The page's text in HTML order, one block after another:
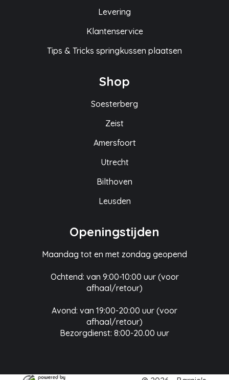
Levering
Klantenservice
Tips & Tricks springkussen plaatsen
Shop
Soesterberg
Zeist
Amersfoort
Utrecht
Bilthoven
Leusden
Openingstijden
Maandag tot en met zondag geopend
Ochtend: van 9:00-10:00 uur (voor
afhaal/retour)
Avond: van 19:00-20:00 uur (voor
afhaal/retour)
Bezorgdienst: 8:00-20.00 uur